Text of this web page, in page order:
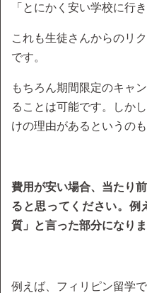
「とにかく安い学校に行き
これも生徒さんからのリ
です。
もちろん期間限定のキャ
ることは可能です。しか
けの理由があるというの
費用が安い場合、当たり
ると思ってください。例
質」と言った部分になりま
例えば、フィリピン留学